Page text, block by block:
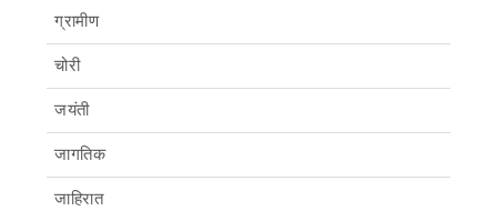
ग्रामीण
चोरी
जयंती
जागतिक
जाहिरात